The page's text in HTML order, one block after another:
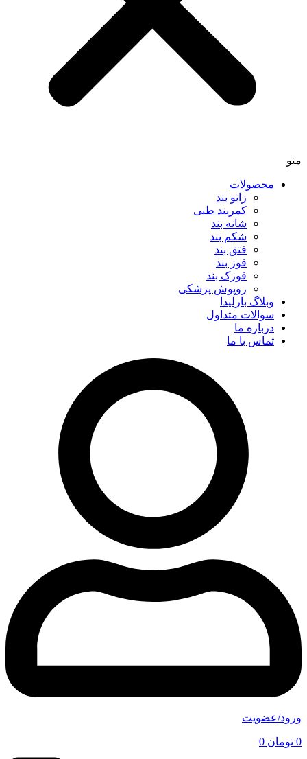
منو
محصولات
زانو بند
کمربند طبی
شانه بند
شکم بند
فتق بند
قوز بند
قوزک بند
روپوش پزشکی
وبلاگ بارلیدا
سوالات متداول
درباره ما
تماس با ما
ورود/عضویت
0 تومان 0